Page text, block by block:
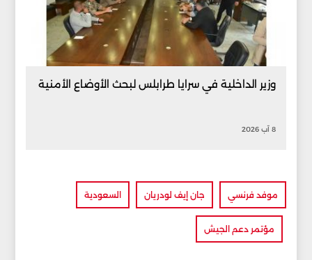
وزير الداخلية في سرايا طرابلس لبحث الأوضاع الأمنية
8 آب 2026
موفد فرنسي جان إيف لودريان السعودية
مؤتمر دعم الجيش